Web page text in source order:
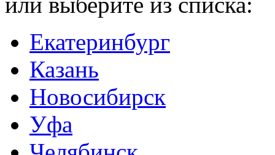
Екатеринбург
Казань
Новосибирск
Уфа